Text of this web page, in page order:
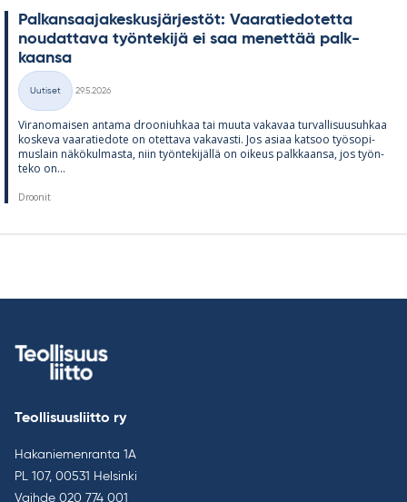
Pal­kan­saa­ja­kes­kus­jär­jes­töt: Vaa­ra­tie­do­tetta
nou­dat­tava työn­te­kijä ei saa me­net­tää palk­
kaansa
Kategoriat
Uutiset
29.5.2026
Vi­ran­omai­sen an­tama droo­niuh­kaa tai muuta va­ka­vaa tur­val­li­suusuh­kaa
kos­keva vaa­ra­tie­dote on otet­tava va­ka­vasti. Jos asiaa kat­soo työ­so­pi­
mus­lain nä­kö­kul­masta, niin työn­te­ki­jällä on oi­keus palk­kaansa, jos työn­
teko on...
Droonit
Teollisuusliitto ry
Hakaniemenranta 1A
PL 107, 00531 Helsinki
Vaihde 020 774 001